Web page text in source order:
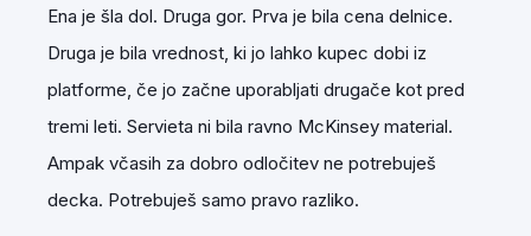
Ena je šla dol. Druga gor. Prva je bila cena delnice.
Druga je bila vrednost, ki jo lahko kupec dobi iz
platforme, če jo začne uporabljati drugače kot pred
tremi leti. Servieta ni bila ravno McKinsey material.
Ampak včasih za dobro odločitev ne potrebuješ
decka. Potrebuješ samo pravo razliko.